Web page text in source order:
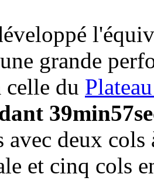
grande
celle du
avec deux
et cinq cols